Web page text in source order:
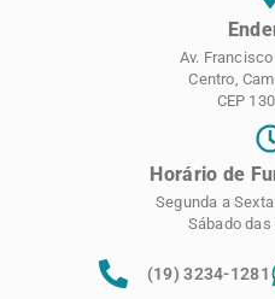
Av.
Centro,
CEP
Horário de
Segunda a
Sábado
(19) 3234-1281